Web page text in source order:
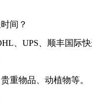
间？
、UPS、顺丰国际
重物品、动植物等。